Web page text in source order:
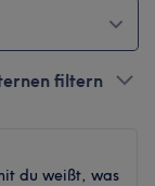
filtern
du weißt, was